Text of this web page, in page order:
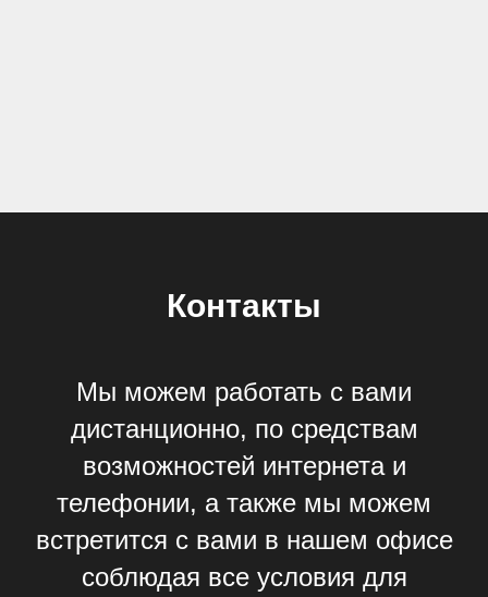
Контакты
Мы можем работать с вами
дистанционно, по средствам
возможностей интернета и
телефонии, а также мы можем
встретится с вами в нашем офисе
соблюдая все условия для